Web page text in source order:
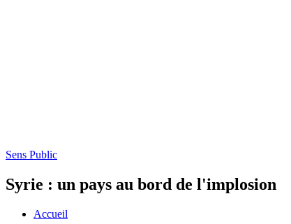
Sens Public
Syrie : un pays au bord de l'implosion
Accueil